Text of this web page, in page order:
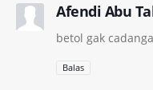
Afendi Abu
betol gak
Balas